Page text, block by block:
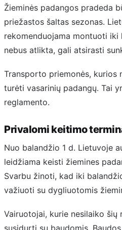
Žieminės padangos pradeda
priežastos šaltas sezonas.
rekomenduojama montuoti
nebus atlikta, gali atsirasti
Transporto priemonės, kurios
turėti vasarinių padangų. Tai
reglamento.
Privalomi keitimo
Nuo balandžio 1 d. Lietuvoje
leidžiama keisti žiemines
Svarbu žinoti, kad iki
važiuoti su dygliuotomis
Vairuotojai, kurie nesilaiko šių
susidurti su baudomis.